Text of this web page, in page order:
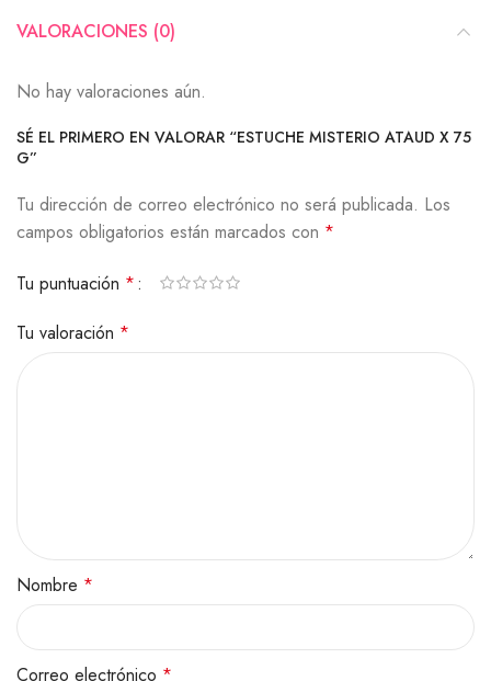
VALORACIONES (0)
No hay valoraciones aún.
SÉ EL PRIMERO EN VALORAR “ESTUCHE MISTERIO ATAUD X 75
G”
Tu dirección de correo electrónico no será publicada. Los
campos obligatorios están marcados con *
Tu puntuación *
Tu valoración *
Nombre *
Correo electrónico *